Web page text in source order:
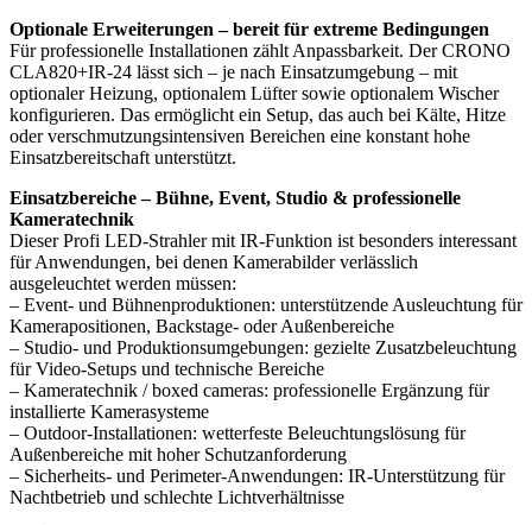
Optionale Erweiterungen – bereit für extreme Bedingungen
Für professionelle Installationen zählt Anpassbarkeit. Der CRONO
CLA820+IR-24 lässt sich – je nach Einsatzumgebung – mit
optionaler Heizung, optionalem Lüfter sowie optionalem Wischer
konfigurieren. Das ermöglicht ein Setup, das auch bei Kälte, Hitze
oder verschmutzungsintensiven Bereichen eine konstant hohe
Einsatzbereitschaft unterstützt.
Einsatzbereiche – Bühne, Event, Studio & professionelle
Kameratechnik
Dieser Profi LED-Strahler mit IR-Funktion ist besonders interessant
für Anwendungen, bei denen Kamerabilder verlässlich
ausgeleuchtet werden müssen:
– Event- und Bühnenproduktionen: unterstützende Ausleuchtung für
Kamerapositionen, Backstage- oder Außenbereiche
– Studio- und Produktionsumgebungen: gezielte Zusatzbeleuchtung
für Video-Setups und technische Bereiche
– Kameratechnik / boxed cameras: professionelle Ergänzung für
installierte Kamerasysteme
– Outdoor-Installationen: wetterfeste Beleuchtungslösung für
Außenbereiche mit hoher Schutzanforderung
– Sicherheits- und Perimeter-Anwendungen: IR-Unterstützung für
Nachtbetrieb und schlechte Lichtverhältnisse